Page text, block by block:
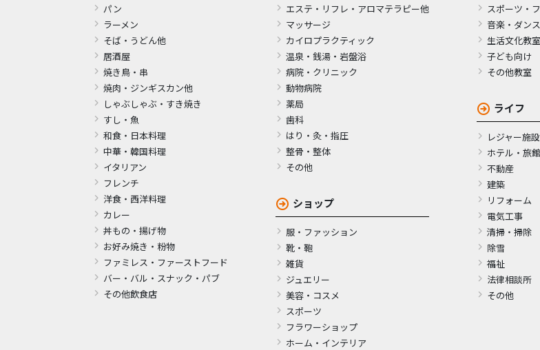
パン
ラーメン
そば・うどん他
居酒屋
焼き鳥・串
焼肉・ジンギスカン他
しゃぶしゃぶ・すき焼き
すし・魚
和食・日本料理
中華・韓国料理
イタリアン
フレンチ
洋食・西洋料理
カレー
丼もの・揚げ物
お好み焼き・粉物
ファミレス・ファーストフード
バー・バル・スナック・パブ
その他飲食店
エステ・リフレ・アロマテラピー他
マッサージ
カイロプラクティック
温泉・銭湯・岩盤浴
病院・クリニック
動物病院
薬局
歯科
はり・灸・指圧
整骨・整体
その他
ショップ
服・ファッション
靴・鞄
雑貨
ジュエリー
美容・コスメ
スポーツ
フラワーショップ
ホーム・インテリア
スポーツ・
音楽・ダン
生活文化教
子ども向け
その他教室
ライフ
レジャー施設
ホテル・旅館
不動産
建築
リフォーム
電気工事
清掃・掃除
除雪
福祉
法律相談所
その他